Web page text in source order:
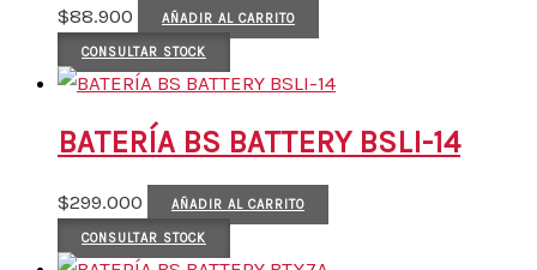
$88.900 AÑADIR AL CARRITO
CONSULTAR STOCK
BATERÍA BS BATTERY BSLI-14
$299.000 AÑADIR AL CARRITO
CONSULTAR STOCK